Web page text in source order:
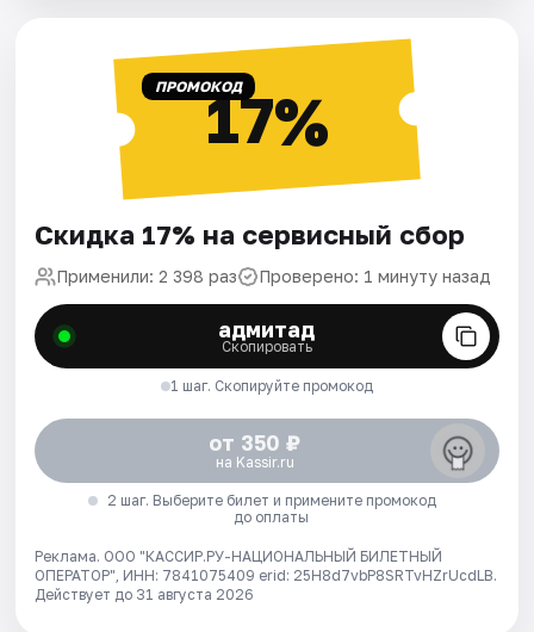
ПРОМОКОД17%
Скидка 17% на сервисный сбор
Применили: 2 398 раз Проверено: 1 минуту назад
адмитад
Скопировать
1 шаг. Скопируйте промокод
от 350 ₽
на Kassir.ru
2 шаг. Выберите билет и примените промокод
до оплаты
Реклама. ООО "КАССИР.РУ-НАЦИОНАЛЬНЫЙ БИЛЕТНЫЙ
ОПЕРАТОР", ИНН: 7841075409 erid: 25H8d7vbP8SRTvHZrUcdLB.
Действует до 31 августа 2026